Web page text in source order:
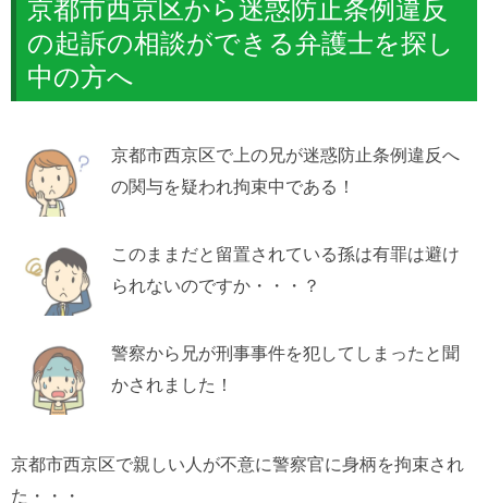
京都市西京区から迷惑防止条例違反
の起訴の相談ができる弁護士を探し
中の方へ
京都市西京区で上の兄が迷惑防止条例違反へ
の関与を疑われ拘束中である！
このままだと留置されている孫は有罪は避け
られないのですか・・・？
警察から兄が刑事事件を犯してしまったと聞
かされました！
京都市西京区で親しい人が不意に警察官に身柄を拘束され
た・・・